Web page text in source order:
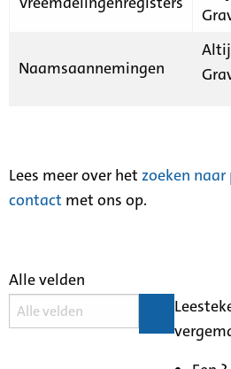
Naamsaannemingen
Lees meer over het zoeken naar
contact met ons op.
Alle velden